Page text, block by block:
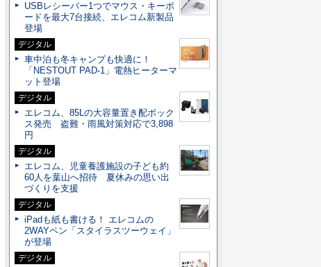
USBレシーバー1つでマウス・キーボ
ードを最大7台接続、エレコム新製品
登場
デジタル
車中泊も冬キャンプも快適に！
「NESTOUT PAD-1」電熱ヒーターマ
ット登場
デジタル
エレコム、85Lの大容量置き配ボック
ス発売 盗難・雨風対策対応で3,898
円
デジタル
エレコム、児童養護施設の子ども約
60人を葉山へ招待 夏休みの思い出
づくりを支援
デジタル
iPadも紙も書ける！ エレコムの
2WAYペン「スタイラスツーウェイ」
が登場
デジタル